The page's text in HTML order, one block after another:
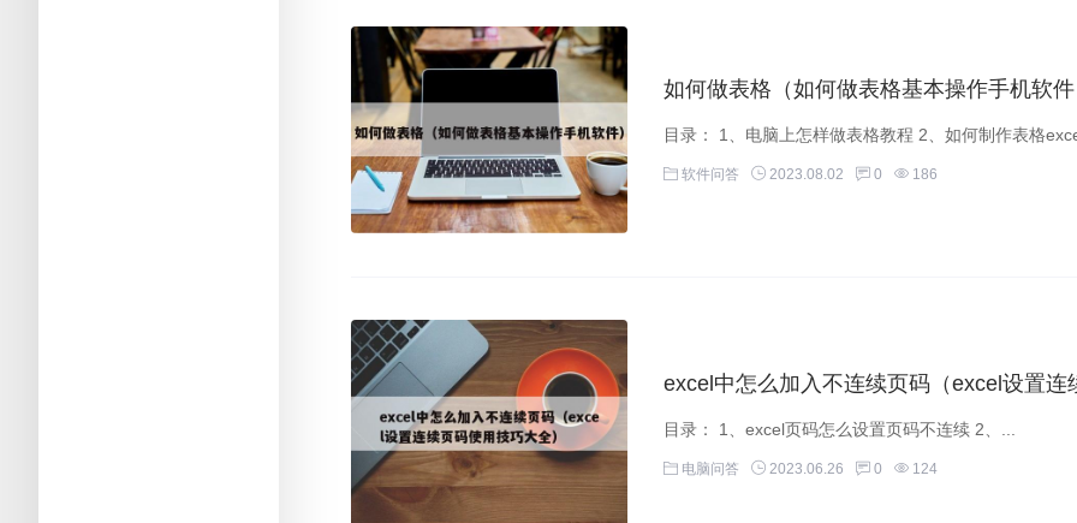
如何做表格（如何做表格基本操作手机软件
软件问答 2023.08.02 0 186
excel中怎么加入不连续页码（excel设置连
目录： 1、excel页码怎么设置页码不连续 2、...
电脑问答 2023.06.26 0 124